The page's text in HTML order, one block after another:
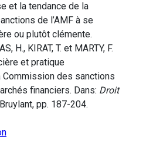
et la tendance de la
de l’AMF à se
ou plutôt clémente.
H., KIRAT, T. et MARTY, F.
et pratique
des sanctions
financiers. Dans: Droit
pp. 187-204.